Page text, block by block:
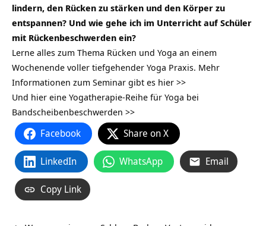
lindern, den Rücken zu stärken und den Körper zu
entspannen? Und wie gehe ich im Unterricht auf Schüler
mit Rückenbeschwerden ein?
Lerne alles zum Thema Rücken und Yoga an einem
Wochenende voller tiefgehender Yoga Praxis. Mehr
Informationen zum Seminar gibt es hier >>
Und hier eine Yogatherapie-Reihe für Yoga bei
Bandscheibenbeschwerden >>
Facebook Share on X
LinkedIn WhatsApp Email
Copy Link